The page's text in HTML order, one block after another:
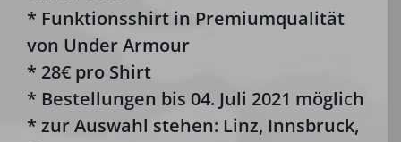
* Funktionsshirt in Premiumqualität
von Under Armour
* 28€ pro Shirt
* Bestellungen bis 04. Juli 2021 möglich
* zur Auswahl stehen: Linz, Innsbruck,